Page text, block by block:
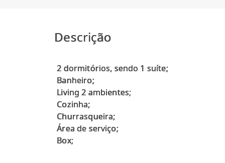
Descrição
2 dormitórios, sendo 1 suíte;
Banheiro;
Living 2 ambientes;
Cozinha;
Churrasqueira;
Área de serviço;